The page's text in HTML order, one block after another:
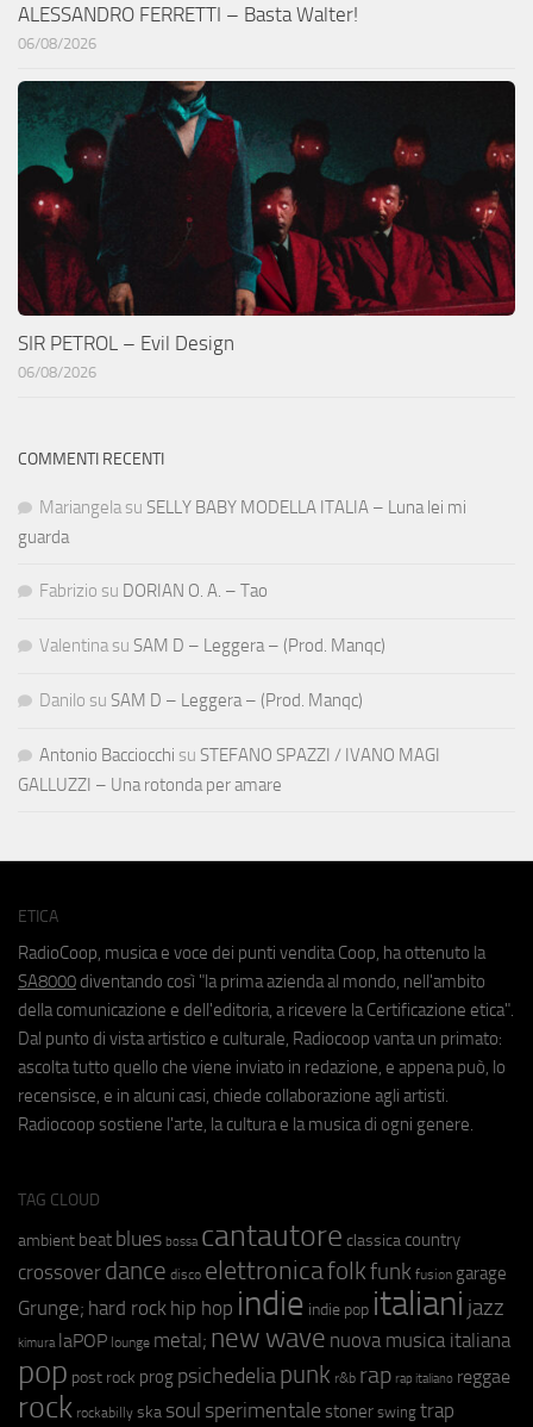
ALESSANDRO FERRETTI – Basta Walter!
06/08/2026
SIR PETROL – Evil Design
06/08/2026
COMMENTI RECENTI
Mariangela su SELLY BABY MODELLA ITALIA – Luna lei mi
guarda
Fabrizio su DORIAN O. A. – Tao
Valentina su SAM D – Leggera – (Prod. Manqc)
Danilo su SAM D – Leggera – (Prod. Manqc)
Antonio Bacciocchi su STEFANO SPAZZI / IVANO MAGI
GALLUZZI – Una rotonda per amare
ETICA
RadioCoop, musica e voce dei punti vendita Coop, ha ottenuto la
SA8000 diventando così "la prima azienda al mondo, nell'ambito
della comunicazione e dell'editoria, a ricevere la Certificazione etica".
Dal punto di vista artistico e culturale, Radiocoop vanta un primato:
ascolta tutto quello che viene inviato in redazione, e appena può, lo
recensisce, e in alcuni casi, chiede collaborazione agli artisti.
Radiocoop sostiene l'arte, la cultura e la musica di ogni genere.
TAG CLOUD
ambient beat blues bossa cantautore classica country
crossover dance disco elettronicafolkfunk fusion garage
Grunge; hard rock hip hop indie indie pop italiani jazz
kimura laPOP lounge metal; new wave nuova musica italiana
pop post rock prog psichedeliapunk r&b rap rap italiano reggae
rock rockabilly ska soul sperimentale stoner swing trap